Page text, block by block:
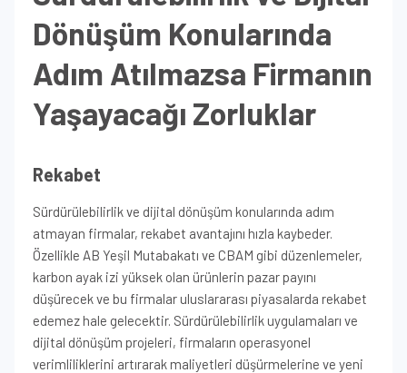
Dönüşüm Konularında
Adım Atılmazsa Firmanın
Yaşayacağı Zorluklar
Rekabet
Sürdürülebilirlik ve dijital dönüşüm konularında adım
atmayan firmalar, rekabet avantajını hızla kaybeder.
Özellikle AB Yeşil Mutabakatı ve CBAM gibi düzenlemeler,
karbon ayak izi yüksek olan ürünlerin pazar payını
düşürecek ve bu firmalar uluslararası piyasalarda rekabet
edemez hale gelecektir. Sürdürülebilirlik uygulamaları ve
dijital dönüşüm projeleri, firmaların operasyonel
verimliliklerini artırarak maliyetleri düşürmelerine ve yeni